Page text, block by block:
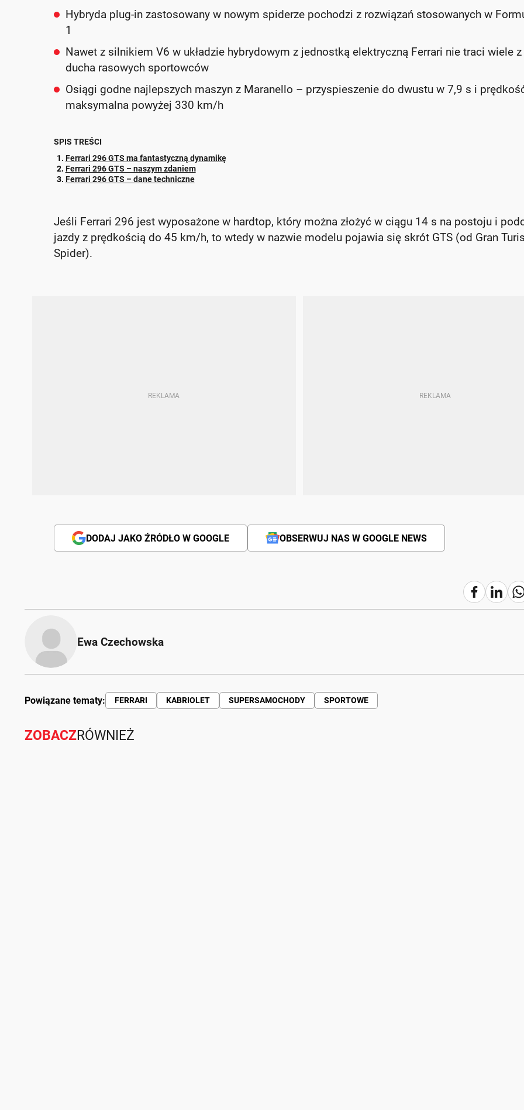
Hybryda plug-in zastosowany w nowym spiderze pochodzi z rozwiązań stosowanych w
1
Nawet z silnikiem V6 w układzie hybrydowym z jednostką elektryczną Ferrari nie traci wiele z
ducha rasowych sportowców
Osiągi godne najlepszych maszyn z Maranello – przyspieszenie do dwustu w 7,9 s i
maksymalna powyżej 330 km/h
SPIS TREŚCI
Ferrari 296 GTS ma fantastyczną dynamikę
Ferrari 296 GTS – naszym zdaniem
Ferrari 296 GTS – dane techniczne
Jeśli Ferrari 296 jest wyposażone w hardtop, który można złożyć w ciągu 14 s na postoju i
jazdy z prędkością do 45 km/h, to wtedy w nazwie modelu pojawia się skrót GTS (od Gran
Spider).
DODAJ JAKO ŹRÓDŁO W GOOGLE OBSERWUJ NAS W GOOGLE NEWS
Ewa Czechowska
Powiązane tematy: FERRARI KABRIOLET SUPERSAMOCHODY SPORTOWE
ZOBACZRÓWNIEŻ